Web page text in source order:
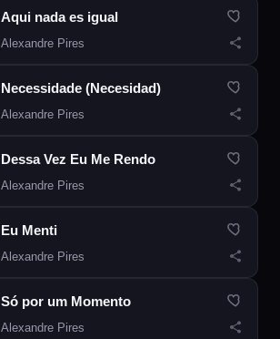
Aqui nada es igual
Alexandre Pires
Necessidade (Necesidad)
Alexandre Pires
Dessa Vez Eu Me Rendo
Alexandre Pires
Eu Menti
Alexandre Pires
Só por um Momento
Alexandre Pires